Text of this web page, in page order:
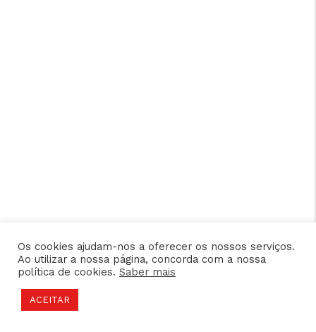
Os cookies ajudam-nos a oferecer os nossos serviços.
Ao utilizar a nossa página, concorda com a nossa
política de cookies. Saber mais
ACEITAR